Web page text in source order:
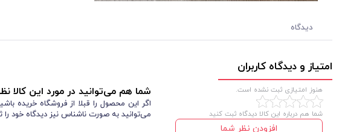
دیدگاه
امتیاز و دیدگاه کاربران
هنوز امتیازی ثبت نشده است.
شما هم درباره این کالا دیدگاه ثبت کنید
افزودن نظر شما
شما هم می‌توانید در مورد این کالا
اگر این محصول را قبلا از فروشگاه خریده
می‌توانید به صورت ناشناس نیز دیدگاه خود را